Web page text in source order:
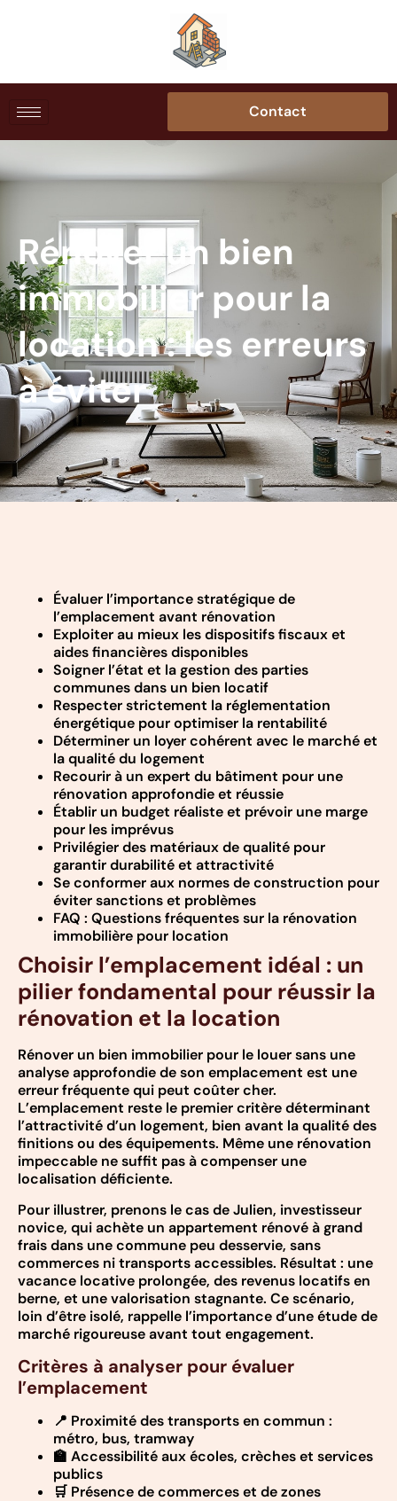
Contact
Rénover un bien
immobilier pour la
location : les erreurs
à éviter
Évaluer l’importance stratégique de
l’emplacement avant rénovation
Exploiter au mieux les dispositifs fiscaux et
aides financières disponibles
Soigner l’état et la gestion des parties
communes dans un bien locatif
Respecter strictement la réglementation
énergétique pour optimiser la rentabilité
Déterminer un loyer cohérent avec le marché et
la qualité du logement
Recourir à un expert du bâtiment pour une
rénovation approfondie et réussie
Établir un budget réaliste et prévoir une marge
pour les imprévus
Privilégier des matériaux de qualité pour
garantir durabilité et attractivité
Se conformer aux normes de construction pour
éviter sanctions et problèmes
FAQ : Questions fréquentes sur la rénovation
immobilière pour location
Choisir l’emplacement idéal : un
pilier fondamental pour réussir la
rénovation et la location
Rénover un bien immobilier pour le louer sans une
analyse approfondie de son emplacement est une
erreur fréquente qui peut coûter cher.
L’emplacement reste le premier critère déterminant
l’attractivité d’un logement, bien avant la qualité des
finitions ou des équipements. Même une rénovation
impeccable ne suffit pas à compenser une
localisation déficiente.
Pour illustrer, prenons le cas de Julien, investisseur
novice, qui achète un appartement rénové à grand
frais dans une commune peu desservie, sans
commerces ni transports accessibles. Résultat : une
vacance locative prolongée, des revenus locatifs en
berne, et une valorisation stagnante. Ce scénario,
loin d’être isolé, rappelle l’importance d’une étude de
marché rigoureuse avant tout engagement.
Critères à analyser pour évaluer
l’emplacement
📍 Proximité des transports en commun :
métro, bus, tramway
🏫 Accessibilité aux écoles, crèches et services
publics
🛒 Présence de commerces et de zones